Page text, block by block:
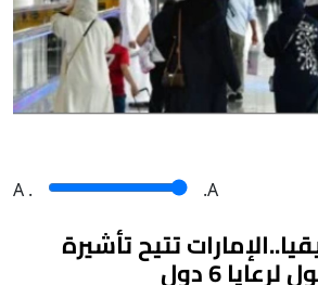
A . .A
تتيح تأشيرة
6 دول